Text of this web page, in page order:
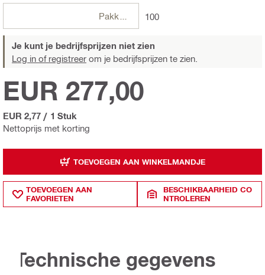
Pakketten 100
Je kunt je bedrijfsprijzen niet zien
Log in of registreer om je bedrijfsprijzen te zien.
Nettoprijs met korting
EUR 277,00
EUR 2,77 / 1 Stuk
TOEVOEGEN AAN WINKELMANDJE
TOEVOEGEN AAN
FAVORIETEN
BESCHIKBAARHEID CO
NTROLEREN
Technische gegevens